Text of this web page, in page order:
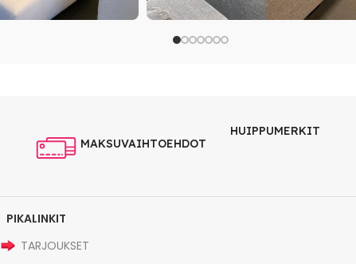
MAKSUVAIHTOEHDOT
HUIPPUMERKIT
PIKALINKIT
TARJOUKSET